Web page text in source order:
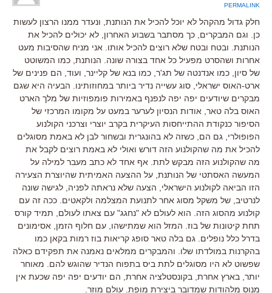
PERMALINK
חלק גדול מהקהל לא יוכל להכיל את הנותנת, ונעדר ממנו הרצון לעשות
כן. וגם המבקרים, כך מסתבר בשבוע האחרון, לא יכולים להכיל את
הנותנת. ובטח ובטח שלא רוצים להכיל אותו. אני מניח שהסיבות מעט
אחרות ושהסרט מפעיל כל אחד בצורה שונה. הנותנת, כמו המשוטט
של סיון, כמו אנדנטה של תג'ר, כמו בנא של קליינר, ועוד, הם פנינים של
ארט-האוס ישראלי, סוג עשייה נדיר ביותר במחוזותינו. הבעיה היא שגם
מבקרים שיודעים יפה יפה לנפנף באמירות פומפוזיות של מלך הארט
האוס בלה טאר, אודות הנסיון לערער במעט על מקומו המרכזי של
הסיפור כנקודת ההתייחסות העיקרית בקרב יוצרי וצרכני הקולנוע
הפופולרי, גם הם, כשזה לא בהונגרית ובשחור לבן לא באמת מסוגלים
להכיל את מה שהקולנוע הזה דורש ואולי לא באמת רוצים לקבל את
מה שהקולנוע הזה מבקש לתת. אף אחד לא כתב מעבר למילה על
המעשה האסתטי של הנותנת, על ההצעה האמיתית שהיוצרת הצעירה
הזו הביאה לקולנוע הישראלי, הצעה שלא נראתה לפניה, לגישה שונה
לנרטיב, של משקל מסוג אחר לתנועת המצלמה ולקאטים. ככה זה עם
קולנוע מהסוג הזה. הוא לעולם לא "נחגג" עם צאתו לעולם, תמיד קורס
תחת קיטונות של בוז. המזל הוא שמתישהו, עם חלוף הזמן, אסימונים
בדרל כלל נופלים. גם בלה טאר סופג קריאות בוז רמות בקאן כמו
בהקרנות במולדתו שלו. והמבקרים ממלאים נאמנה את תפקידם כאלה
שפשוט לא היו מסוגלים לתת ביס בתפוח הנדיר שהוגש להם. מאוחר
יותר, בארץ אחרת, בקונסטלציה אחרת, הם יודעים יפה יפה שכעת אין
מנוס מלהודות שמדובר ביצירת מופת. עולם מוזר.